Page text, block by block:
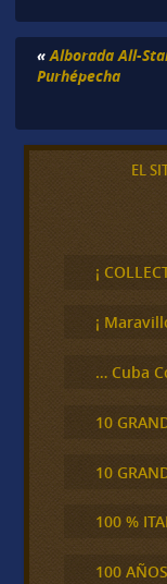
« Alborada All-
Purhépecha
EL
¡
¡
… Cuba
10
10
100 %
100